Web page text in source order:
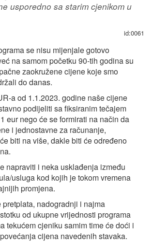
usporedno sa starim cjenikom u
id:0061
se nisu mijenjale gotovo
na samom početku 90-tih godina su
zaokružene cijene koje smo
do danas.
a od 1.1.2023. godine naše cijene
podijeliti sa fiksiranim tečajem
eur nego će se formirati na način da
i jednostavne za računanje,
biti na više, dakle biti će određeno
napraviti i neka usklađenja između
usluga kod kojih je tokom vremena
promjena.
pretplata, nadogradnji i najma
od ukupne vrijednosti programa
tekućem cjeniku samim time će doći i
cijena navedenih stavaka.